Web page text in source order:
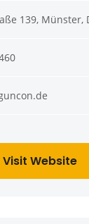
139, Münster,
Visit Website